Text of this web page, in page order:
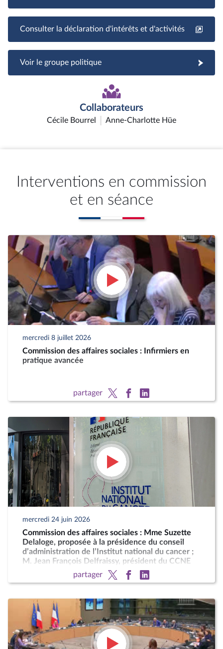
Consulter la déclaration d'intérêts et d'activités
Voir le groupe politique
Collaborateurs
Cécile Bourrel Anne-Charlotte Hüe
Interventions en commission
et en séance
mercredi 8 juillet 2026
Commission des affaires sociales : Infirmiers en
pratique avancée
partager
mercredi 24 juin 2026
Commission des affaires sociales : Mme Suzette
Delaloge, proposée à la présidence du conseil
d’administration de l’Institut national du cancer ;
M. Jean François Delfraissy, président du CCNE
partager